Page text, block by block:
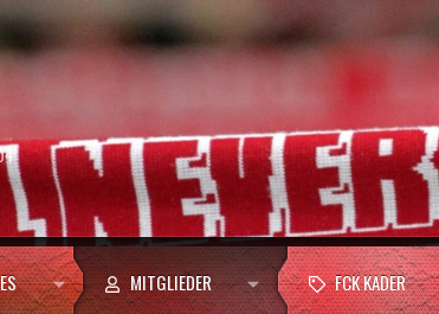
MITGLIEDER FCK KADER